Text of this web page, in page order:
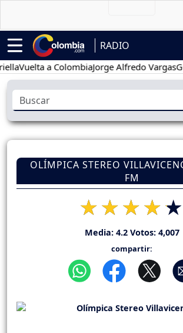
RADIO
a ColombiaJorge Alfredo Vargas
OLÍMPICA STEREO
FM
Media: 4.2Votos: 4,007
compartir: